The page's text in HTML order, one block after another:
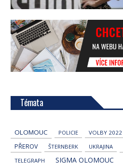
Témata
OLOMOUC POLICIE VOLBY 2022
PŘEROV ŠTERNBERK UKRAJINA
TELEGRAPH SIGMA OLOMOUC